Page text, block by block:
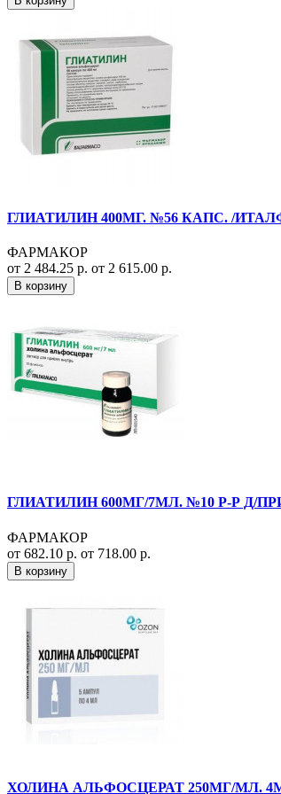
ГЛИАТИЛИН 400МГ. №56 КАПС. /
ФАРМАКОР
от 2 484.25 р. от 2 615.00 р.
В корзину
ГЛИАТИЛИН 600МГ/7МЛ. №10 Р-Р Д/
ФАРМАКОР
от 682.10 р. от 718.00 р.
В корзину
ХОЛИНА АЛЬФОСЦЕРАТ 250МГ/МЛ.